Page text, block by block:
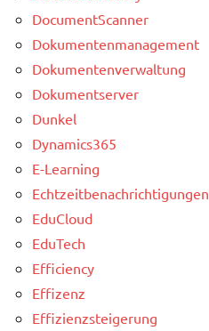
DocumentScanner
Dokumentenmanagement
Dokumentenverwaltung
Dokumentserver
Dunkel
Dynamics365
E-Learning
Echtzeitbenachrichtigungen
EduCloud
EduTech
Efficiency
Effizenz
Effizienzsteigerung